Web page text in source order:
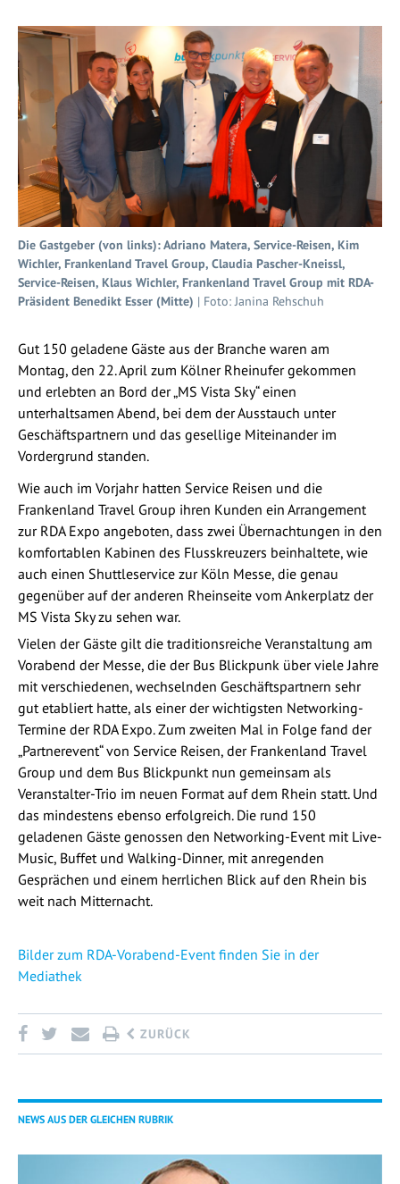
Die Gastgeber (von links): Adriano Matera, Service-Reisen, Kim
Wichler, Frankenland Travel Group, Claudia Pascher-Kneissl,
Service-Reisen, Klaus Wichler, Frankenland Travel Group mit RDA-
Präsident Benedikt Esser (Mitte) | Foto: Janina Rehschuh
Gut 150 geladene Gäste aus der Branche waren am
Montag, den 22. April zum Kölner Rheinufer gekommen
und erlebten an Bord der „MS Vista Sky“ einen
unterhaltsamen Abend, bei dem der Ausstauch unter
Geschäftspartnern und das gesellige Miteinander im
Vordergrund standen.
Wie auch im Vorjahr hatten Service Reisen und die
Frankenland Travel Group ihren Kunden ein Arrangement
zur RDA Expo angeboten, dass zwei Übernachtungen in den
komfortablen Kabinen des Flusskreuzers beinhaltete, wie
auch einen Shuttleservice zur Köln Messe, die genau
gegenüber auf der anderen Rheinseite vom Ankerplatz der
MS Vista Sky zu sehen war.
Vielen der Gäste gilt die traditionsreiche Veranstaltung am
Vorabend der Messe, die der Bus Blickpunk über viele Jahre
mit verschiedenen, wechselnden Geschäftspartnern sehr
gut etabliert hatte, als einer der wichtigsten Networking-
Termine der RDA Expo. Zum zweiten Mal in Folge fand der
„Partnerevent“ von Service Reisen, der Frankenland Travel
Group und dem Bus Blickpunkt nun gemeinsam als
Veranstalter-Trio im neuen Format auf dem Rhein statt. Und
das mindestens ebenso erfolgreich. Die rund 150
geladenen Gäste genossen den Networking-Event mit Live-
Music, Buffet und Walking-Dinner, mit anregenden
Gesprächen und einem herrlichen Blick auf den Rhein bis
weit nach Mitternacht.
Bilder zum RDA-Vorabend-Event finden Sie in der
Mediathek
ZURÜCK
NEWS AUS DER GLEICHEN RUBRIK